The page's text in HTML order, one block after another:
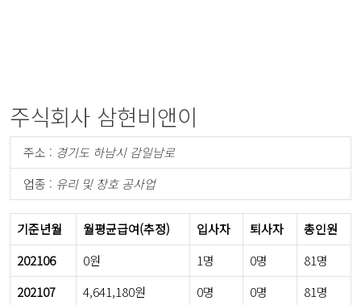
주식회사 삼현비앤이
주소 : 경기도 하남시 감일남로
업종 : 유리 및 창호 공사업
기준년월 월평균급여(추정) 입사자 퇴사자
총인원
202106
0원 1명 0명
81명
202107
4,641,180원 0명 0명
81명